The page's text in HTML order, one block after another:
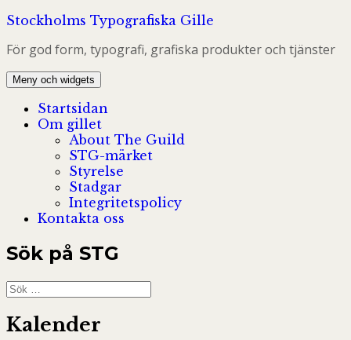
Hoppa
innehåll
Stockholms Typografiska Gille
För god form, typografi, grafiska produkter och tjänster
Meny och widgets
Startsidan
Om gillet
About The Guild
STG-märket
Styrelse
Stadgar
Integritetspolicy
Kontakta oss
Sök på STG
Sök
efter:
Kalender